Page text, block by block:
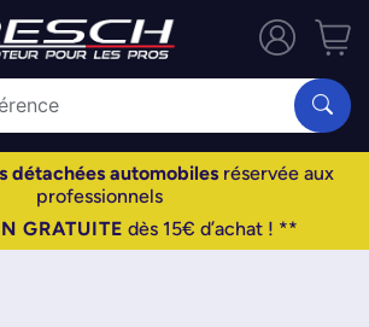
détachées automobiles réservée aux
professionnels
GRATUITE dès 15€ d’achat ! **